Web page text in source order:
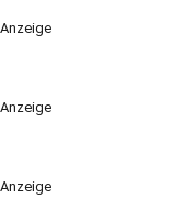
Anzeige
Anzeige
Anzeige